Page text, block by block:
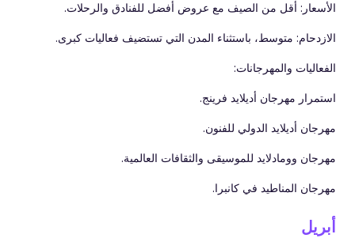
الأسعار: أقل من الصيف مع عروض أفضل للفنادق والرحلات.
الازدحام: متوسط، باستثناء المدن التي تستضيف فعاليات كبرى.
الفعاليات والمهرجانات:
استمرار مهرجان أديلايد فرينج.
مهرجان أديلايد الدولي للفنون.
مهرجان وومادلايد للموسيقى والثقافات العالمية.
مهرجان المناطيد في كانبرا.
أبريل